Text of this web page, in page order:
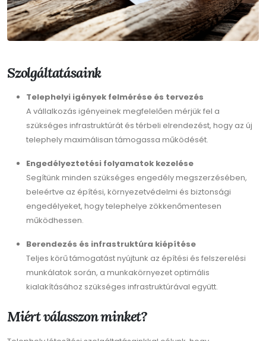
Szolgáltatásaink
Telephelyi igények felmérése és tervezés
A vállalkozás igényeinek megfelelően mérjük fel a
szükséges infrastruktúrát és térbeli elrendezést, hogy az új
telephely maximálisan támogassa működését.
Engedélyeztetési folyamatok kezelése
Segítünk minden szükséges engedély megszerzésében,
beleértve az építési, környezetvédelmi és biztonsági
engedélyeket, hogy telephelye zökkenőmentesen
működhessen.
Berendezés és infrastruktúra kiépítése
Teljes körű támogatást nyújtunk az építési és felszerelési
munkálatok során, a munkakörnyezet optimális
kialakításához szükséges infrastruktúrával együtt.
Miért válasszon minket?